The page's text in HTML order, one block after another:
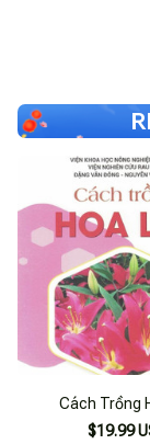
Cách Trồng
$19.99